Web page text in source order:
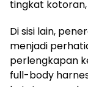
tingkat
Di sisi lain,
menjadi
perlengkapan
full-body